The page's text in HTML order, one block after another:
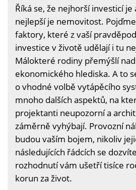
Říká se, že nejhorší investicí
nejlepší je nemovitost.
faktory, které z vaší
investice v životě udělají i tu
Málokteré rodiny přemýšlí
ekonomického hlediska. A to
o vhodné volbě vytápěcího
mnoho dalších aspektů, na
projektanti neupozorní a
záměrně vyhýbají. Provozní
budou vaším bojem, nikoliv
následujících řádcích se
rozhodnutí vám ušetří tisíce
korun za život.